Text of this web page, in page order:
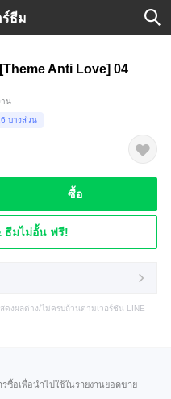
ร์ธีม
Anti Love] 04
าน
บางส่วน
ซื้อ
ธีมไม่อั้น ฟรี!
งผลต่าง/ไม่ครบถ้วนตามเวอร์ชัน LINE
รซื้อเพื่อนำไปใช้ในรายงานยอดขาย